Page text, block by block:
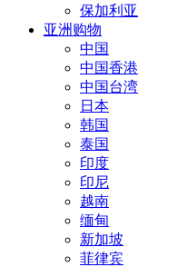
保加利亚
亚洲购物
中国
中国香港
中国台湾
日本
韩国
泰国
印度
印尼
越南
缅甸
新加坡
菲律宾